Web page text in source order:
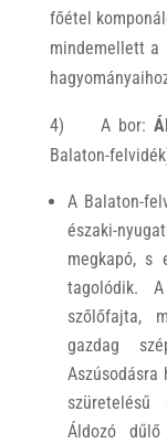
főétel
mindemellett a
4) A bor:
Balaton-
A Balaton-
északi-
megkapó, s
tagolódik.
szőlőfajta,
gazdag
Aszúsodásra
szüretelésű
Áldozó